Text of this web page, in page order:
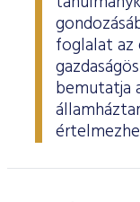
foglalat
bemutatja